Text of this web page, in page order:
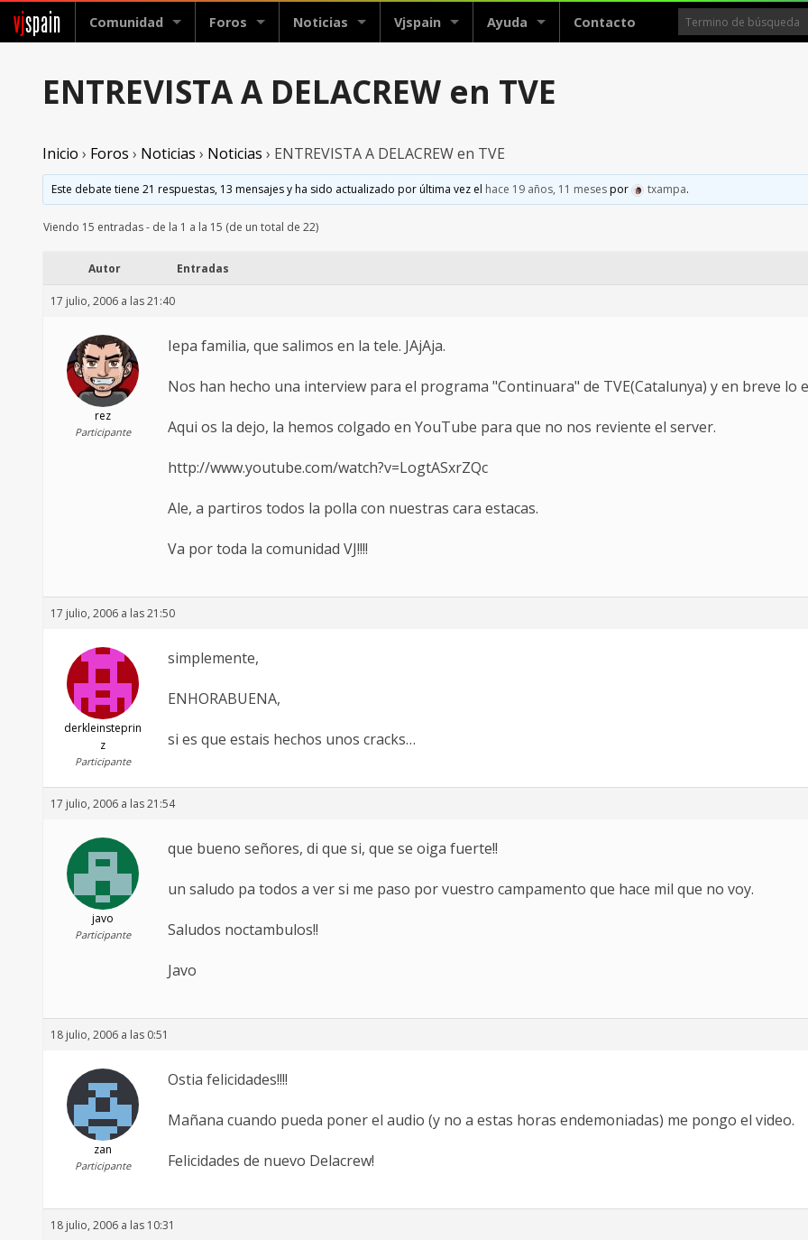
vjspain Comunidad Foros Noticias Vjspain Ayuda Contacto
ENTREVISTA A DELACREW en TVE
Inicio › Foros › Noticias › Noticias › ENTREVISTA A DELACREW en TVE
Este debate tiene 21 respuestas, 13 mensajes y ha sido actualizado por última vez el hace 19 años, 11 mesespor txampa.
Viendo 15 entradas - de la 1 a la 15 (de un total de 22)
Autor Entradas
17 julio, 2006 a las 21:40
rez
Participante
Iepa familia, que salimos en la tele. JAjAja.
Nos han hecho una interview para el programa "Continuara" de TVE(Catalunya) y en breve lo
Aqui os la dejo, la hemos colgado en YouTube para que no nos reviente el server.
http://www.youtube.com/watch?v=LogtASxrZQc
Ale, a partiros todos la polla con nuestras cara estacas.
Va por toda la comunidad VJ!!!!
17 julio, 2006 a las 21:50
derkleinsteprin
z
Participante
simplemente,
ENHORABUENA,
si es que estais hechos unos cracks…
17 julio, 2006 a las 21:54
javo
Participante
que bueno señores, di que si, que se oiga fuerte!!
un saludo pa todos a ver si me paso por vuestro campamento que hace mil que no voy.
Saludos noctambulos!!
Javo
18 julio, 2006 a las 0:51
zan
Participante
Ostia felicidades!!!!
Mañana cuando pueda poner el audio (y no a estas horas endemoniadas) me pongo el video.
Felicidades de nuevo Delacrew!
18 julio, 2006 a las 10:31